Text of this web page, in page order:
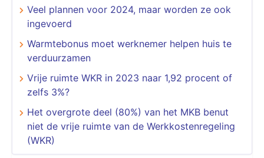
Veel plannen voor 2024, maar worden ze ook
ingevoerd
Warmtebonus moet werknemer helpen huis te
verduurzamen
Vrije ruimte WKR in 2023 naar 1,92 procent of
zelfs 3%?
Het overgrote deel (80%) van het MKB benut
niet de vrije ruimte van de Werkkostenregeling
(WKR)